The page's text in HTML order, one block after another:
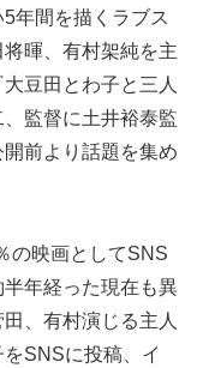
年間を描くラブス
暉、有村架純を主
豆田とわ子と三人
監督に土井裕泰監
前より話題を集め
の映画としてSNS
年経った現在も異
、有村演じる主人
SNSに投稿、イ